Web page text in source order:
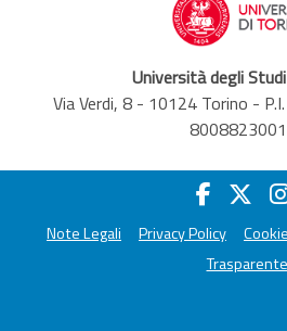
Università degli
Via Verdi, 8 - 10124 Torino -
Note Legali Privacy Policy
Trasparente